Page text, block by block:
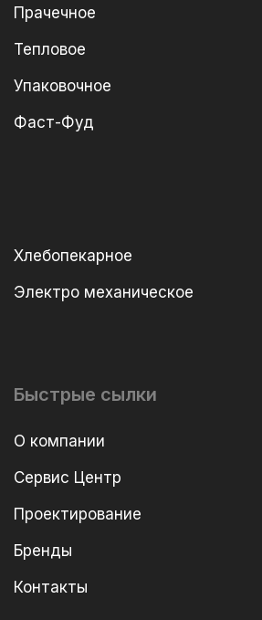
Прачечное
Тепловое
Упаковочное
Фаст-Фуд
Хлебопекарное
Электро механическое
Быстрые сылки
О компании
Сервис Центр
Проектирование
Бренды
Контакты